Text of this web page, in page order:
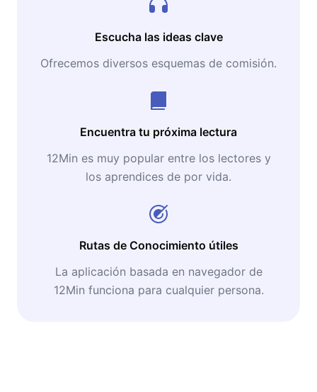
Escucha las ideas clave
Ofrecemos diversos esquemas de comisión.
Encuentra tu próxima lectura
12Min es muy popular entre los lectores y
los aprendices de por vida.
Rutas de Conocimiento útiles
La aplicación basada en navegador de
12Min funciona para cualquier persona.